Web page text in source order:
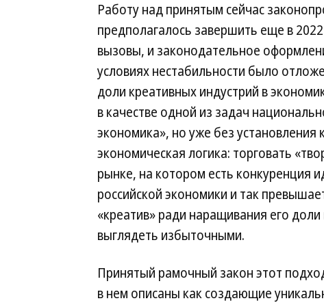
Работу над принятым сейчас
предполагалось завершить еще в
вызовы, и законодательное
условиях нестабильности было
доли креативных индустрий в
в качестве одной из задач
экономика», но уже без установления
экономическая логика: торговать
рынке, на котором есть конкуренция
российской экономики и так
«креатив» ради наращивания его
выглядеть избыточными.
Принятый рамочный закон этот
в нем описаны как создающие